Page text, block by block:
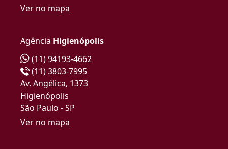
Ver no mapa
Agência Higienópolis
(11) 94193-4662
(11) 3803-7995
Av. Angélica, 1373
Higienópolis
São Paulo - SP
Ver no mapa